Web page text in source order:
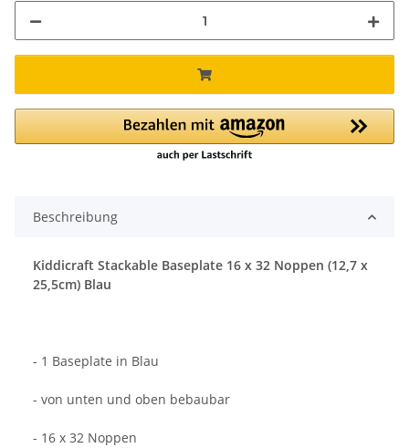
Beschreibung
Kiddicraft Stackable Baseplate 16 x 32 Noppen (12,7 x
25,5cm) Blau
- 1 Baseplate in Blau
- von unten und oben bebaubar
- 16 x 32 Noppen